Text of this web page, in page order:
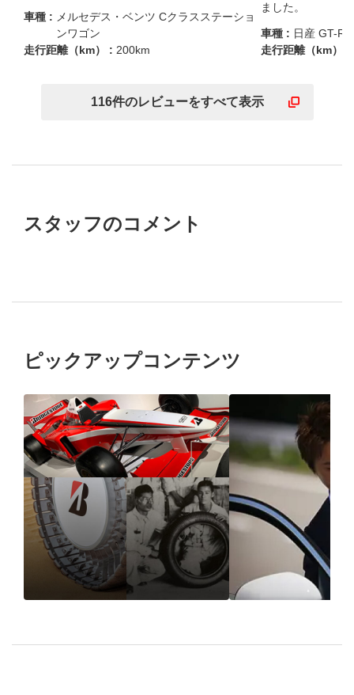
車種 : メルセデス・ベンツ Cクラスステーショ
ンワゴン
走行距離（km） : 200km
ました。
車種 : 日産 GT-R
走行距離（km） :
116件のレビューをすべて表示
スタッフのコメント
ピックアップコンテンツ